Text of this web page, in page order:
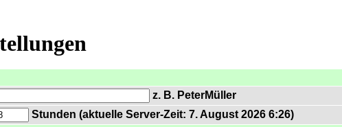
z. B. PeterMüller
Stunden (aktuelle Server-Zeit: 7. August 2026 6:26)